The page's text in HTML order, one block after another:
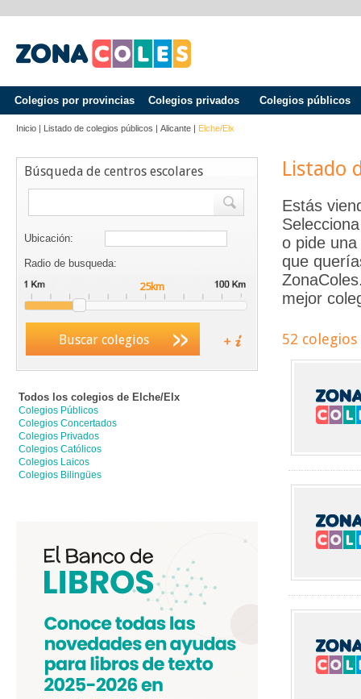
Colegios por provincias Colegios privados Colegios públicos
Inicio | Listado de colegios públicos | Alicante | Elche/elx
Búsqueda de centros escolares
Ubicación:
Radio de busqueda:
Buscar colegios
Todos los colegios de Elche/elx
Colegios Públicos
Colegios Concertados
Colegios Privados
Colegios Católicos
Colegios Laicos
Colegios Bilingües
Listado
Estás
o pide
que
mejor
52